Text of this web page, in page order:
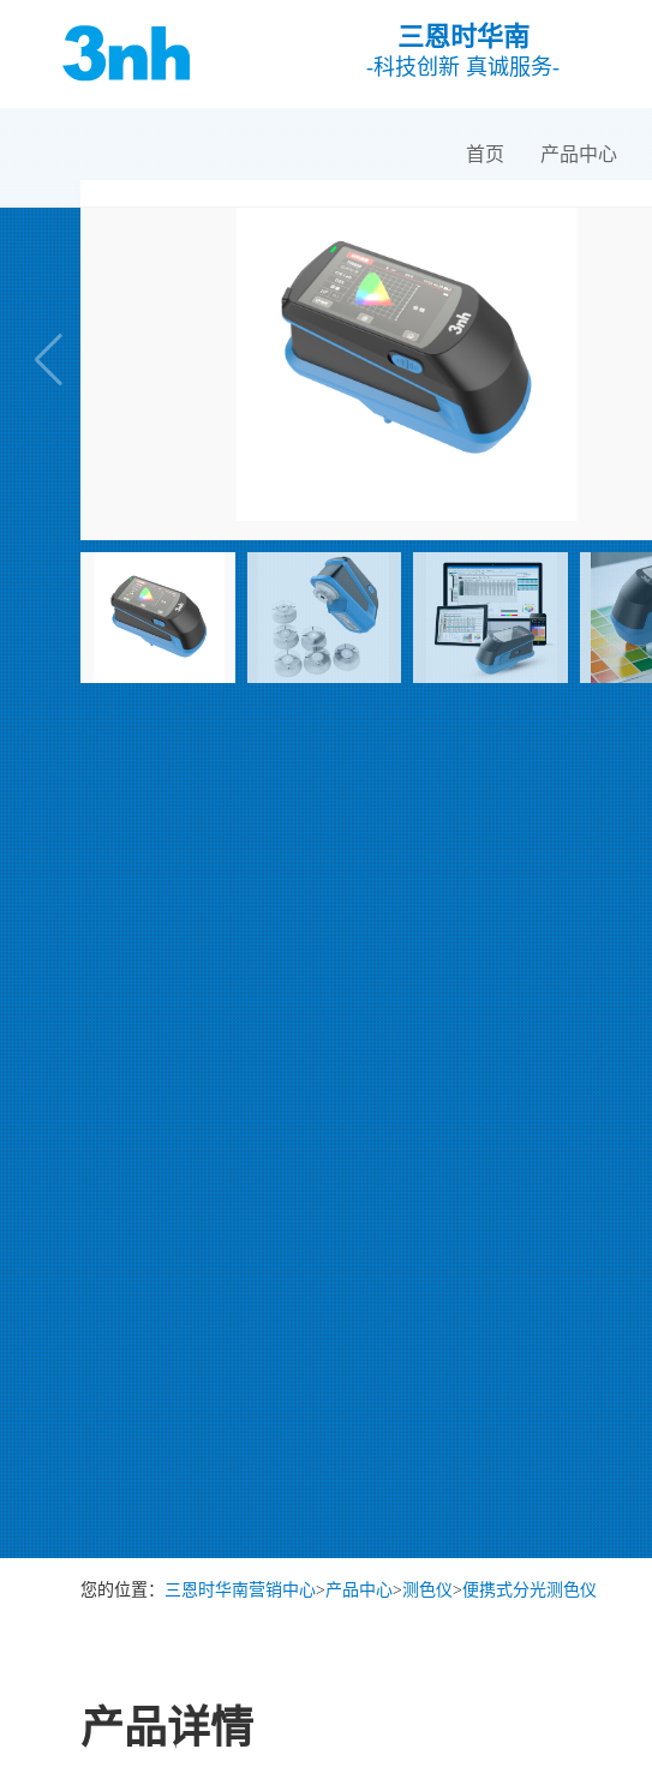
三恩时华南
-科技创新 真诚服务-
首页 产品中心
您的位置： 三恩时华南营销中心>产品中心>测色仪>便携式分光测色仪
产品详情